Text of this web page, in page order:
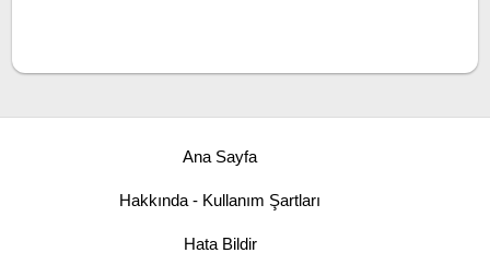
Ana Sayfa
Hakkında - Kullanım Şartları
Hata Bildir